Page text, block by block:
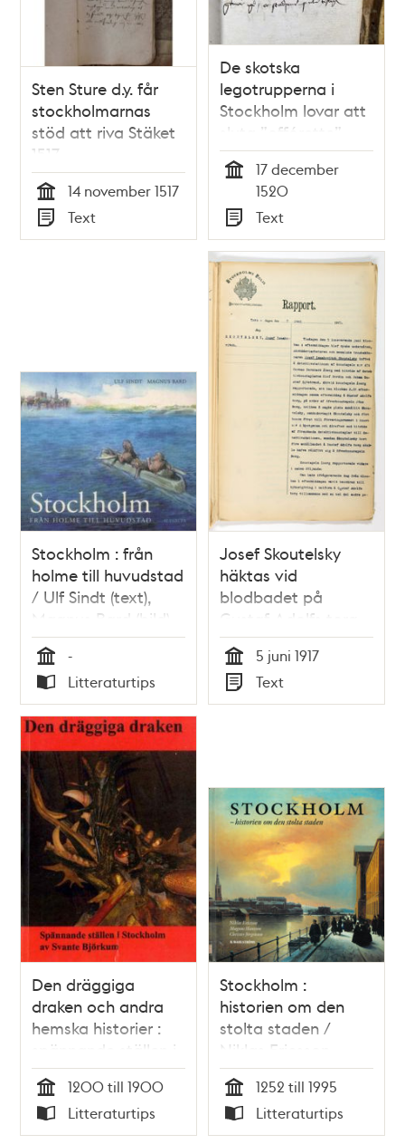
Sten Sture d.y. får
stockholmarnas
stöd att riva Stäket
1517
Tid
14 november 1517
Typ
Text
De skotska
legotrupperna i
Stockholm lovar att
sluta ”offórette”
stadens borgare
1520 17 december
1520
Typ
Text
Stockholm : från
holme till huvudstad
/ Ulf Sindt (text),
Magnus Bard (bild)
Tid
-
Typ
Litteraturtips
Josef Skoutelsky
häktas vid
blodbadet på
Gustaf Adolfs torg
Tid
5 juni 1917
Typ
Text
Den dräggiga
draken och andra
hemska historier :
spännande ställen i
Stockholm / Svante
Björkum
Tid
1200 till 1900
Typ
Litteraturtips
Stockholm :
historien om den
stolta staden /
Niklas Ericsson,
Magnus Hansson,
Christer Jörgensen
Tid
1252 till 1995
Typ
Litteraturtips